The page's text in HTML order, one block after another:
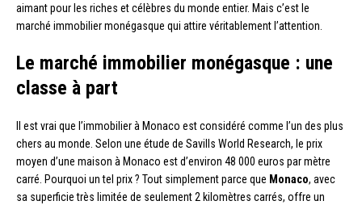
aimant pour les riches et célèbres du monde entier. Mais c’est le
marché immobilier monégasque qui attire véritablement l’attention.
Le marché immobilier monégasque : une
classe à part
Il est vrai que l’immobilier à Monaco est considéré comme l’un des plus
chers au monde. Selon une étude de Savills World Research, le prix
moyen d’une maison à Monaco est d’environ 48 000 euros par mètre
carré. Pourquoi un tel prix ? Tout simplement parce que Monaco, avec
sa superficie très limitée de seulement 2 kilomètres carrés, offre un